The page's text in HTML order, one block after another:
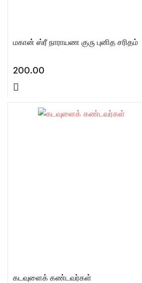
மகான் ஸ்ரீ நாராயண குரு புனித சரிதம்
200.00
கடவுளைக் கண்டவர்கள்